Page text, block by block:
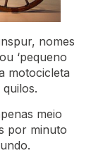
nomes
‘pequeno
motocicleta
meio
por minuto